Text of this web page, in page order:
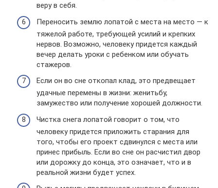
веру в себя.
Переносить землю лопатой с места на место — к
тяжелой работе, требующей усилий и крепких
нервов. Возможно, человеку придется каждый
вечер делать уроки с ребенком или обучать
стажеров.
Если он во сне откопал клад, это предвещает
удачные перемены в жизни: женитьбу,
замужество или получение хорошей должности.
Чистка снега лопатой говорит о том, что
человеку придется приложить старания для
того, чтобы его проект сдвинулся с места или
принес прибыль. Если во сне он расчистил двор
или дорожку до конца, это означает, что и в
реальной жизни будет успех.